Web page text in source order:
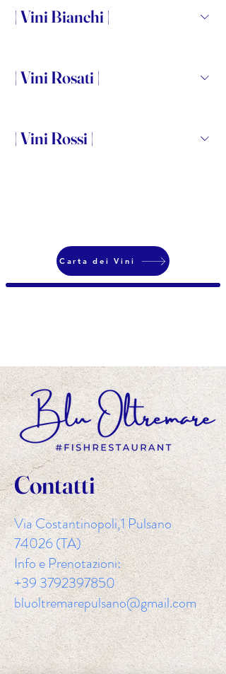
| Vini Bianchi |
| Vini Rosati |
| Vini Rossi |
Carta dei Vini
Contatti
Via Costantinopoli,1 Pulsano
74026 (TA)
Info e Prenotazioni:
+39 3792397850
bluoltremarepulsano@gmail.com